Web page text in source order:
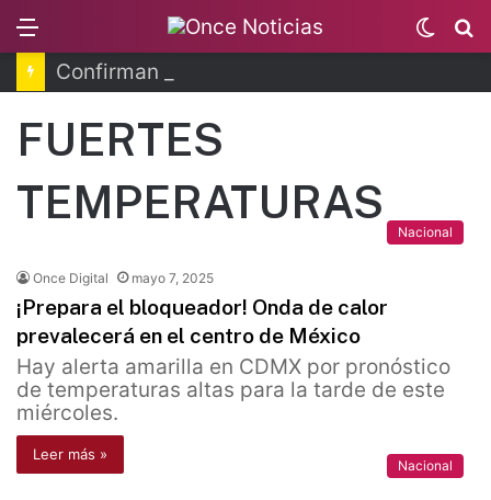
Switch
skin
FUERTES
TEMPERATURAS
Nacional
Once Digital mayo 7, 2025
¡Prepara el bloqueador! Onda de calor
prevalecerá en el centro de México
Hay alerta amarilla en CDMX por pronóstico
de temperaturas altas para la tarde de este
miércoles.
Leer más »
Nacional